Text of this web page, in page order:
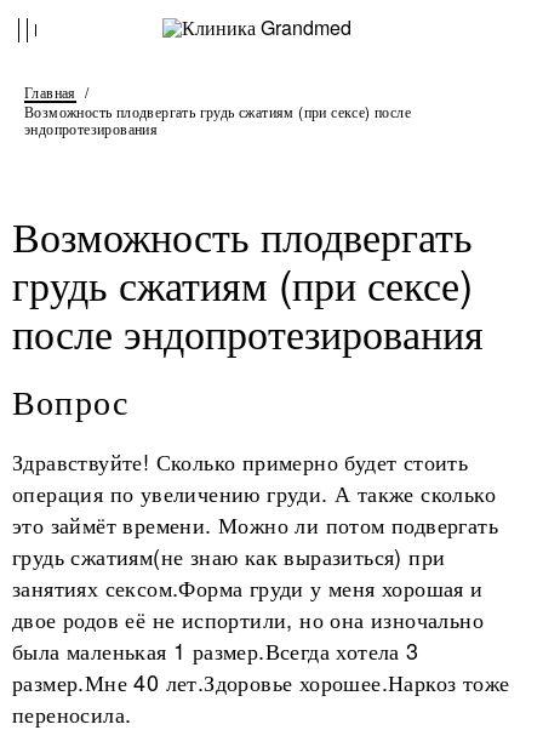
Главная
Возможность плодвергать грудь сжатиям (при сексе) после
эндопротезирования
Возможность плодвергать
грудь сжатиям (при сексе)
после эндопротезирования
Вопрос
Здравствуйте! Сколько примерно будет стоить
операция по увеличению груди. А также сколько
это займёт времени. Можно ли потом подвергать
грудь сжатиям(не знаю как выразиться) при
занятиях сексом.Форма груди у меня хорошая и
двое родов её не испортили, но она изночально
была маленькая 1 размер.Всегда хотела 3
размер.Мне 40 лет.Здоровье хорошее.Наркоз тоже
переносила.